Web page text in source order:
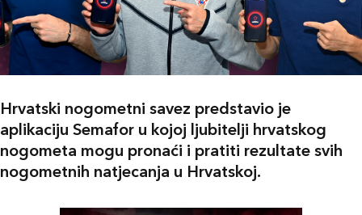
Hrvatski nogometni savez predstavio je
aplikaciju Semafor u kojoj ljubitelji hrvatskog
nogometa mogu pronaći i pratiti rezultate svih
nogometnih natjecanja u Hrvatskoj.